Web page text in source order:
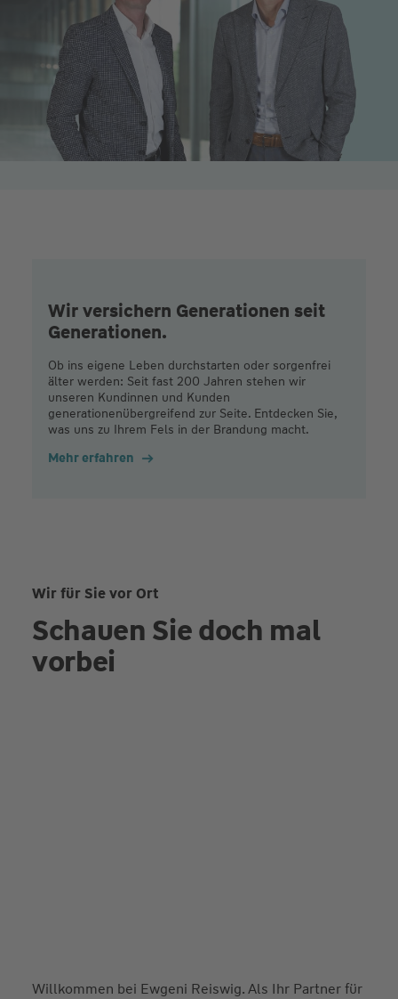
Wir versichern Generationen seit
Generationen.
Ob ins eigene Leben durchstarten oder sorgenfrei
älter werden: Seit fast 200 Jahren stehen wir
unseren Kundinnen und Kunden
generationenübergreifend zur Seite. Entdecken Sie,
was uns zu Ihrem Fels in der Brandung macht.
Mehr erfahren
Wir für Sie vor Ort
Schauen Sie doch mal
vorbei
Willkommen bei Ewgeni Reiswig. Als Ihr Partner für